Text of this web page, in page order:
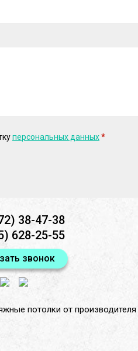
персональных данных*
потолки от производителя
38-47-38
628-25-55
звонок